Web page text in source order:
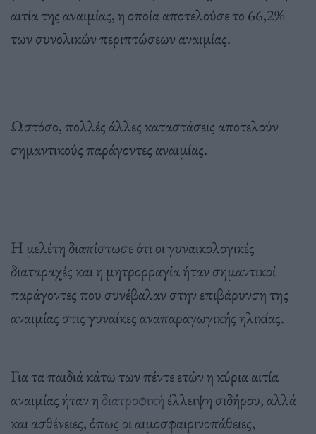
αιτία της αναιμίας, η οποία αποτελούσε το 66,2%
των συνολικών περιπτώσεων αναιμίας.
Ωστόσο, πολλές άλλες καταστάσεις αποτελούν
σημαντικούς παράγοντες αναιμίας.
Η μελέτη διαπίστωσε ότι οι γυναικολογικές
διαταραχές και η μητρορραγία ήταν σημαντικοί
παράγοντες που συνέβαλαν στην επιβάρυνση της
αναιμίας στις γυναίκες αναπαραγωγικής ηλικίας.
Για τα παιδιά κάτω των πέντε ετών η κύρια αιτία
αναιμίας ήταν η διατροφική έλλειψη σιδήρου, αλλά
και ασθένειες, όπως οι αιμοσφαιρινοπάθειες,